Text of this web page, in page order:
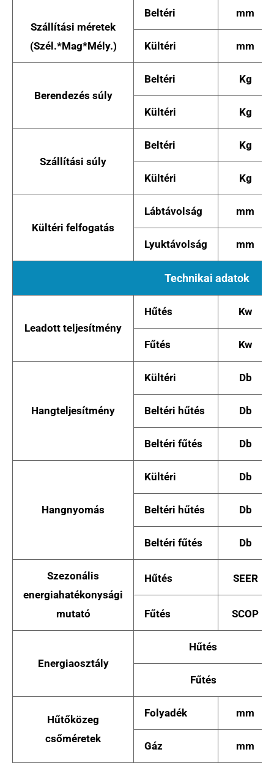
Szállítási méretek
(Szél.*Mag*Mély.)
Beltéri mm
Kültéri mm
Berendezés súly
Beltéri Kg
Kültéri Kg
Szállítási súly
Beltéri Kg
Kültéri Kg
Kültéri felfogatás
Lábtávolság mm
Lyuktávolság mm
Technikai adatok
Leadott teljesítmény
Hűtés Kw
Fűtés Kw
Hangteljesítmény
Kültéri Db
Beltéri hűtés Db
Beltéri fűtés Db
Hangnyomás
Kültéri Db
Beltéri hűtés Db
Beltéri fűtés Db
Szezonális
energiahatékonysági
mutató
Hűtés SEER
Fűtés SCOP
Energiaosztály
Hűtés
Fűtés
Hűtőközeg
csőméretek
Folyadék mm
Gáz mm